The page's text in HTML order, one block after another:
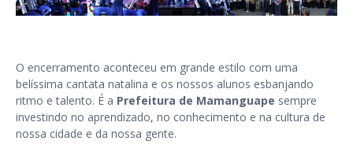
O encerramento aconteceu em grande estilo com uma
belíssima cantata natalina e os nossos alunos esbanjando
ritmo e talento. É a Prefeitura de Mamanguape sempre
investindo no aprendizado, no conhecimento e na cultura de
nossa cidade e da nossa gente.